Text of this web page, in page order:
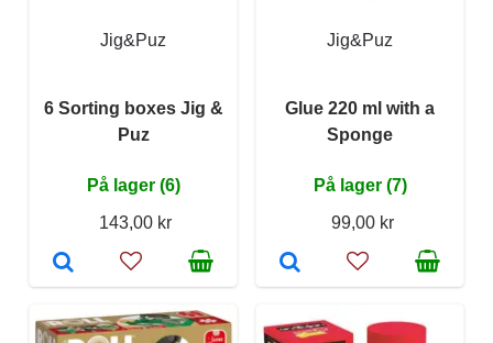
Jig&Puz
6 Sorting boxes Jig &
Puz
På lager (6)
143,00 kr
Jig&Puz
Glue 220 ml with a
Sponge
På lager (7)
99,00 kr